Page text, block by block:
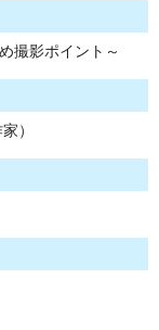
撮影ポイント～
）